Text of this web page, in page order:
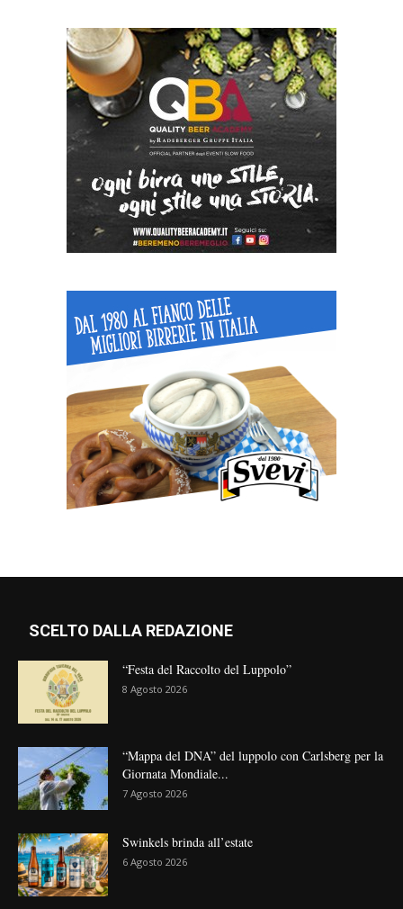
SCELTO DALLA REDAZIONE
“Festa del Raccolto del Luppolo”
8 Agosto 2026
“Mappa del DNA” del luppolo con Carlsberg per la
Giornata Mondiale...
7 Agosto 2026
Swinkels brinda all’estate
6 Agosto 2026